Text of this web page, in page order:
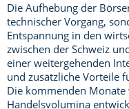
Die Aufhebung der
technischer Vorgang,
Entspannung in den
zwischen der Schweiz
einer weitergehenden
und zusätzliche Vorteile
Die kommenden
Handelsvolumina